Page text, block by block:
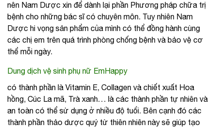
nên Nam Dược xin để dành lại phần Phương pháp chữa trị
bệnh cho những bác sĩ có chuyên môn. Tuy nhiên Nam
Dược hi vọng sản phẩm của mình có thể đồng hành cùng
các chị em trên quá trình phòng chống bệnh và bảo vệ cơ
thể mỗi ngày.
Dung dịch vệ sinh phụ nữ EmHappy
có thành phần là Vitamin E, Collagen và chiết xuất Hoa
hồng, Cúc La mã, Trà xanh… là các thành phần tự nhiên và
an toàn có thể sử dụng ở nhiều độ tuổi. Bên cạnh đó các
thành phần thảo dược quý từ thiên nhiên này sẽ giúp tạo